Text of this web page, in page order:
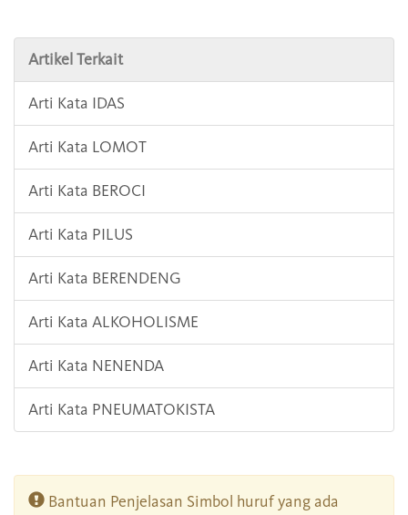
Artikel Terkait
Arti Kata IDAS
Arti Kata LOMOT
Arti Kata BEROCI
Arti Kata PILUS
Arti Kata BERENDENG
Arti Kata ALKOHOLISME
Arti Kata NENENDA
Arti Kata PNEUMATOKISTA
Bantuan Penjelasan Simbol huruf yang ada